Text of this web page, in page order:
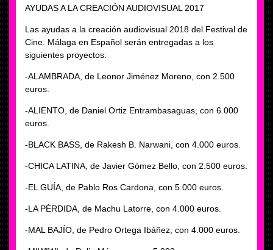
AYUDAS A LA CREACIÓN AUDIOVISUAL 2017
Las ayudas a la creación audiovisual 2018 del Festival de
Cine. Málaga en Español serán entregadas a los
siguientes proyectos:
-ALAMBRADA, de Leonor Jiménez Moreno, con 2.500
euros.
-ALIENTO, de Daniel Ortiz Entrambasaguas, con 6.000
euros.
-BLACK BASS, de Rakesh B. Narwani, con 4.000 euros.
-CHICA LATINA, de Javier Gómez Bello, con 2.500 euros.
-EL GUÍA, de Pablo Ros Cardona, con 5.000 euros.
-LA PÉRDIDA, de Machu Latorre, con 4.000 euros.
-MAL BAJÍO, de Pedro Ortega Ibáñez, con 4.000 euros.